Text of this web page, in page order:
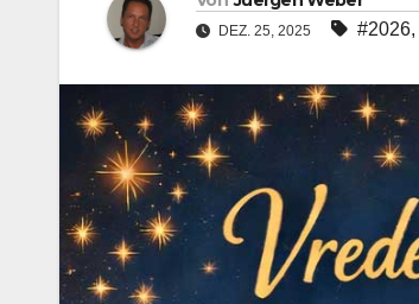
DEZ. 25, 2025 #2026,